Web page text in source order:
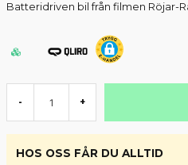
Batteridriven bil från filmen Röjar-
- +
HOS OSS FÅR DU ALLTID